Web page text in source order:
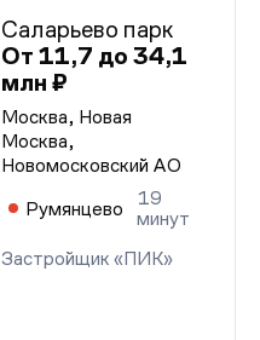
Саларьево парк
От 11,7 до 34,1
млн ₽
Москва, Новая
Москва,
Новомосковский АО
Румянцево
19
минут
Застройщик «ПИК»